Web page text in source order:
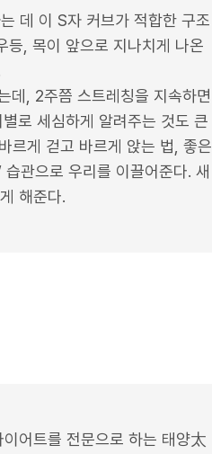
데 이 S자 커브가 적합한 구조
등, 목이 앞으로 지나치게 나온
데, 2주쯤 스트레칭을 지속하면
로 세심하게 알려주는 것도 큰
르게 걷고 바르게 앉는 법, 좋은
관으로 우리를 이끌어준다. 새
해준다.
어트를 전문으로 하는 태양太